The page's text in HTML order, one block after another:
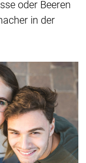
oder Beeren
in der